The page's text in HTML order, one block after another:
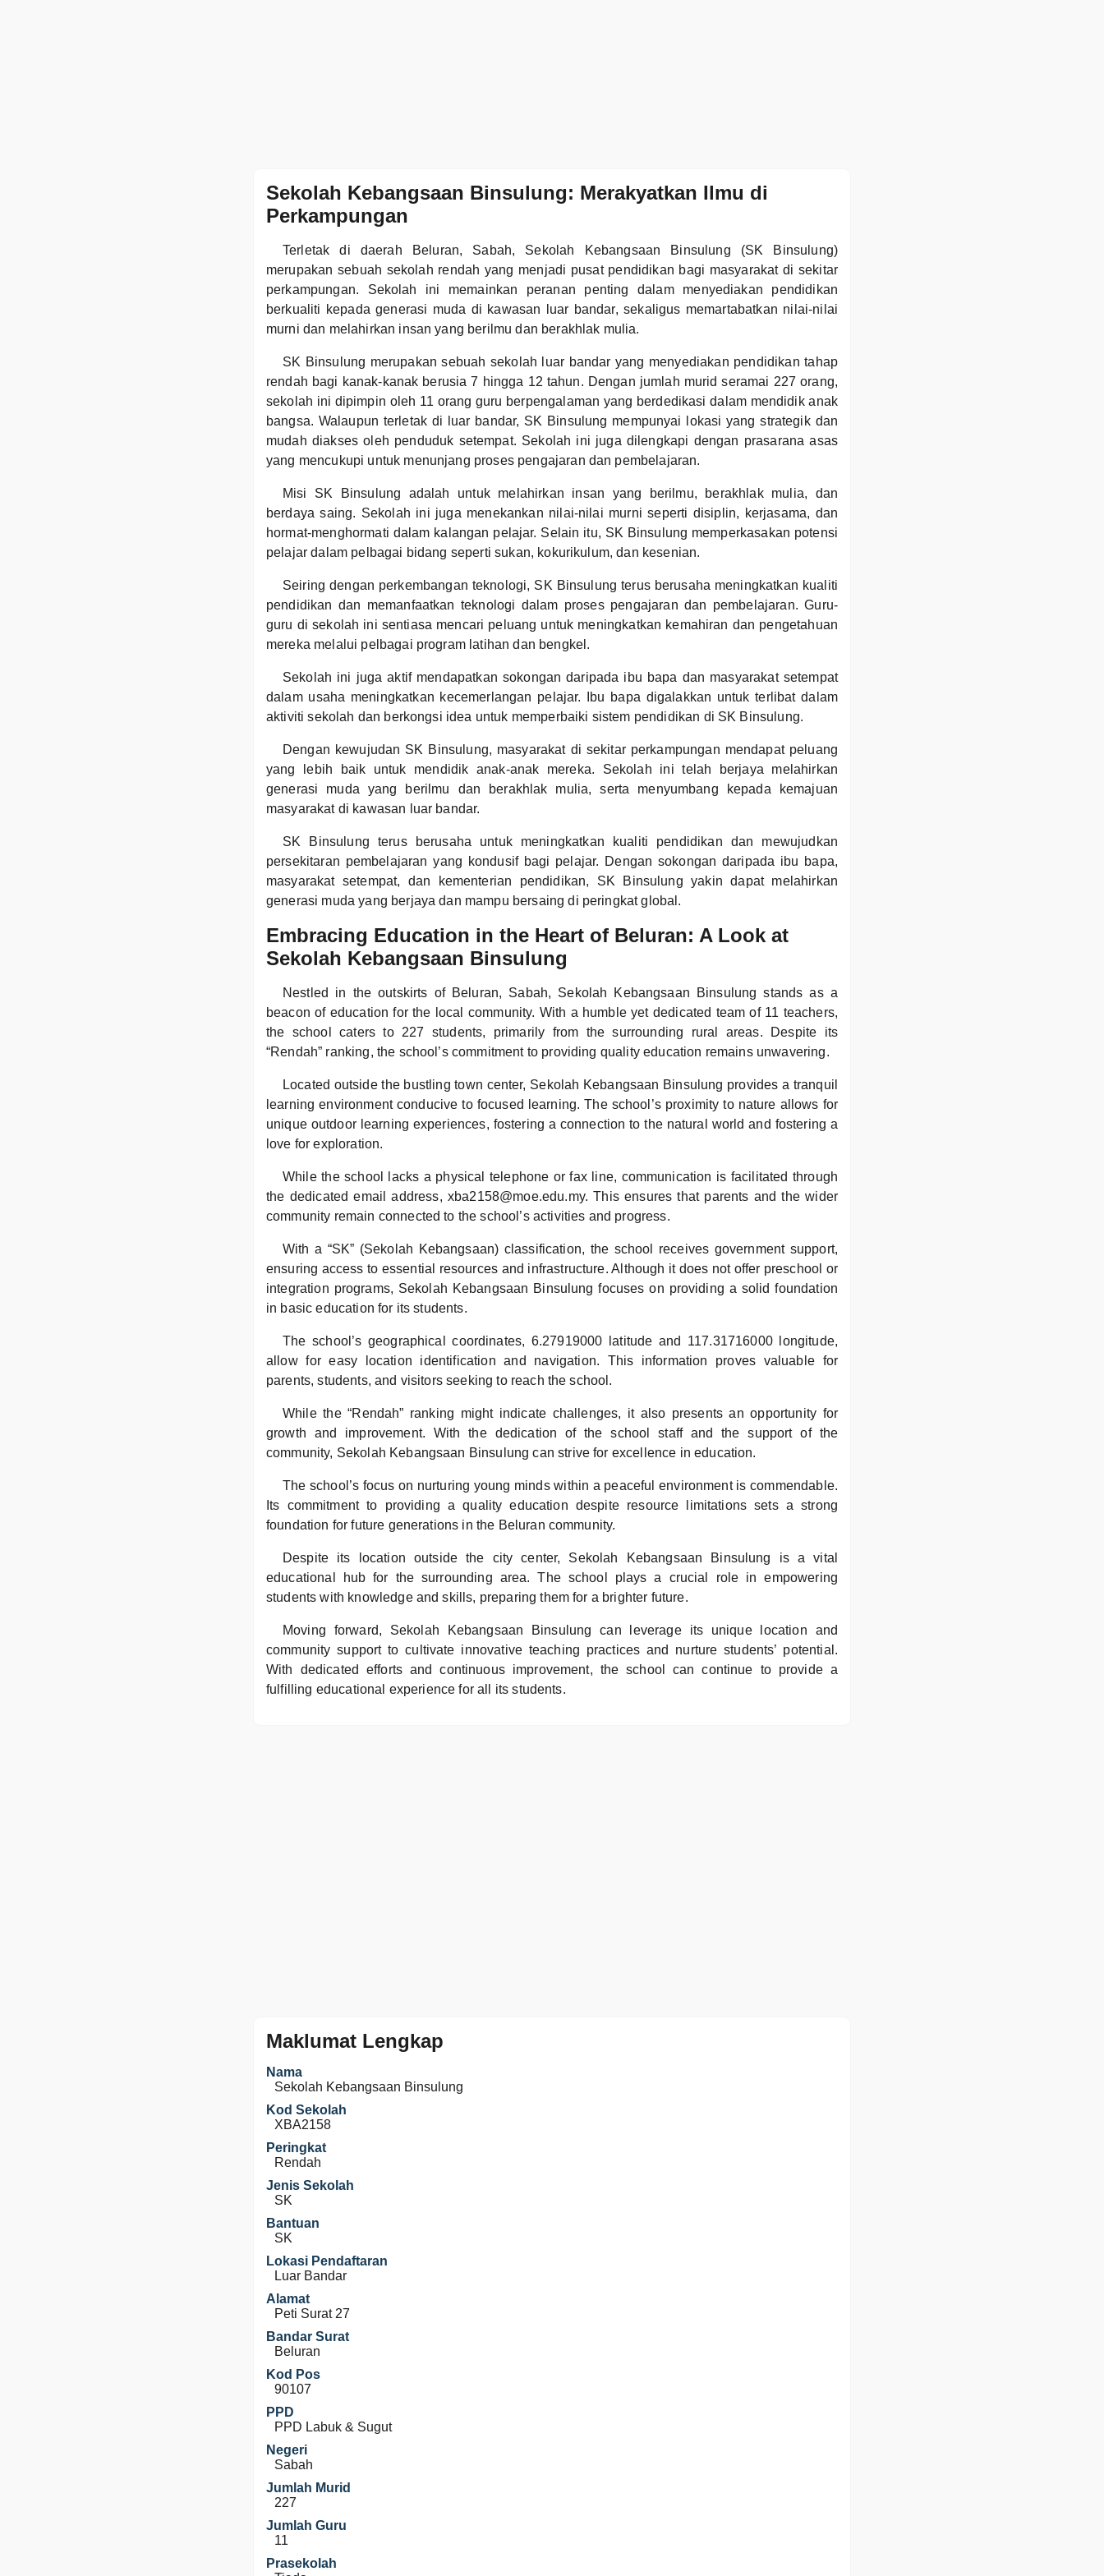
Sekolah Kebangsaan Binsulung: Merakyatkan Ilmu di
Perkampungan
Terletak di daerah Beluran, Sabah, Sekolah Kebangsaan Binsulung (SK Binsulung)
merupakan sebuah sekolah rendah yang menjadi pusat pendidikan bagi masyarakat di sekitar
perkampungan. Sekolah ini memainkan peranan penting dalam menyediakan pendidikan
berkualiti kepada generasi muda di kawasan luar bandar, sekaligus memartabatkan nilai-nilai
murni dan melahirkan insan yang berilmu dan berakhlak mulia.
SK Binsulung merupakan sebuah sekolah luar bandar yang menyediakan pendidikan tahap
rendah bagi kanak-kanak berusia 7 hingga 12 tahun. Dengan jumlah murid seramai 227 orang,
sekolah ini dipimpin oleh 11 orang guru berpengalaman yang berdedikasi dalam mendidik anak
bangsa. Walaupun terletak di luar bandar, SK Binsulung mempunyai lokasi yang strategik dan
mudah diakses oleh penduduk setempat. Sekolah ini juga dilengkapi dengan prasarana asas
yang mencukupi untuk menunjang proses pengajaran dan pembelajaran.
Misi SK Binsulung adalah untuk melahirkan insan yang berilmu, berakhlak mulia, dan
berdaya saing. Sekolah ini juga menekankan nilai-nilai murni seperti disiplin, kerjasama, dan
hormat-menghormati dalam kalangan pelajar. Selain itu, SK Binsulung memperkasakan potensi
pelajar dalam pelbagai bidang seperti sukan, kokurikulum, dan kesenian.
Seiring dengan perkembangan teknologi, SK Binsulung terus berusaha meningkatkan kualiti
pendidikan dan memanfaatkan teknologi dalam proses pengajaran dan pembelajaran. Guru-
guru di sekolah ini sentiasa mencari peluang untuk meningkatkan kemahiran dan pengetahuan
mereka melalui pelbagai program latihan dan bengkel.
Sekolah ini juga aktif mendapatkan sokongan daripada ibu bapa dan masyarakat setempat
dalam usaha meningkatkan kecemerlangan pelajar. Ibu bapa digalakkan untuk terlibat dalam
aktiviti sekolah dan berkongsi idea untuk memperbaiki sistem pendidikan di SK Binsulung.
Dengan kewujudan SK Binsulung, masyarakat di sekitar perkampungan mendapat peluang
yang lebih baik untuk mendidik anak-anak mereka. Sekolah ini telah berjaya melahirkan
generasi muda yang berilmu dan berakhlak mulia, serta menyumbang kepada kemajuan
masyarakat di kawasan luar bandar.
SK Binsulung terus berusaha untuk meningkatkan kualiti pendidikan dan mewujudkan
persekitaran pembelajaran yang kondusif bagi pelajar. Dengan sokongan daripada ibu bapa,
masyarakat setempat, dan kementerian pendidikan, SK Binsulung yakin dapat melahirkan
generasi muda yang berjaya dan mampu bersaing di peringkat global.
Embracing Education in the Heart of Beluran: A Look at
Sekolah Kebangsaan Binsulung
Nestled in the outskirts of Beluran, Sabah, Sekolah Kebangsaan Binsulung stands as a
beacon of education for the local community. With a humble yet dedicated team of 11 teachers,
the school caters to 227 students, primarily from the surrounding rural areas. Despite its
“Rendah” ranking, the school’s commitment to providing quality education remains unwavering.
Located outside the bustling town center, Sekolah Kebangsaan Binsulung provides a tranquil
learning environment conducive to focused learning. The school’s proximity to nature allows for
unique outdoor learning experiences, fostering a connection to the natural world and fostering a
love for exploration.
While the school lacks a physical telephone or fax line, communication is facilitated through
the dedicated email address, xba2158@moe.edu.my. This ensures that parents and the wider
community remain connected to the school’s activities and progress.
With a “SK” (Sekolah Kebangsaan) classification, the school receives government support,
ensuring access to essential resources and infrastructure. Although it does not offer preschool or
integration programs, Sekolah Kebangsaan Binsulung focuses on providing a solid foundation
in basic education for its students.
The school’s geographical coordinates, 6.27919000 latitude and 117.31716000 longitude,
allow for easy location identification and navigation. This information proves valuable for
parents, students, and visitors seeking to reach the school.
While the “Rendah” ranking might indicate challenges, it also presents an opportunity for
growth and improvement. With the dedication of the school staff and the support of the
community, Sekolah Kebangsaan Binsulung can strive for excellence in education.
The school’s focus on nurturing young minds within a peaceful environment is commendable.
Its commitment to providing a quality education despite resource limitations sets a strong
foundation for future generations in the Beluran community.
Despite its location outside the city center, Sekolah Kebangsaan Binsulung is a vital
educational hub for the surrounding area. The school plays a crucial role in empowering
students with knowledge and skills, preparing them for a brighter future.
Moving forward, Sekolah Kebangsaan Binsulung can leverage its unique location and
community support to cultivate innovative teaching practices and nurture students’ potential.
With dedicated efforts and continuous improvement, the school can continue to provide a
fulfilling educational experience for all its students.
Maklumat Lengkap
Nama
Sekolah Kebangsaan Binsulung
Kod Sekolah
XBA2158
Peringkat
Rendah
Jenis Sekolah
SK
Bantuan
SK
Lokasi Pendaftaran
Luar Bandar
Alamat
Peti Surat 27
Bandar Surat
Beluran
Kod Pos
90107
PPD
PPD Labuk & Sugut
Negeri
Sabah
Jumlah Murid
227
Jumlah Guru
11
Prasekolah